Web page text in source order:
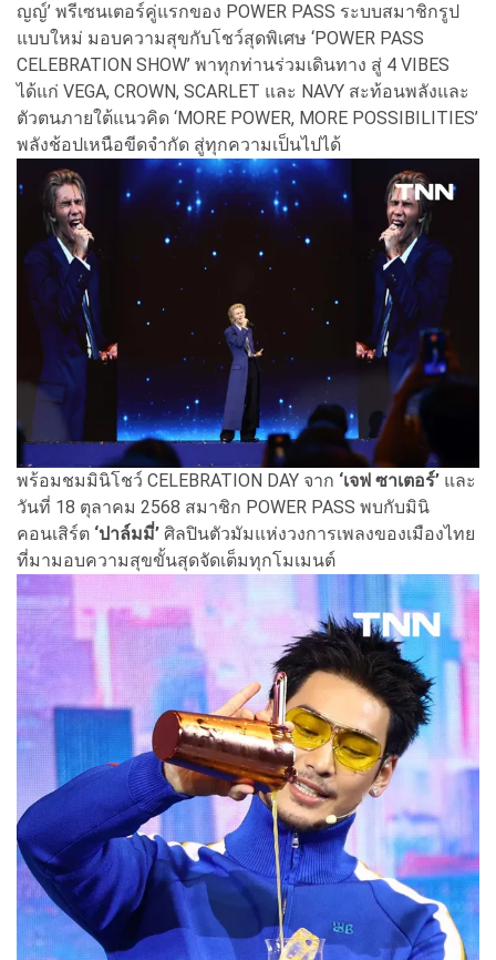
ญญ์’ พรีเซนเตอร์คู่แรกของ POWER PASS ระบบสมาชิกรูป
แบบใหม่ มอบความสุขกับโชว์สุดพิเศษ ‘POWER PASS
CELEBRATION SHOW’ พาทุกท่านร่วมเดินทาง สู่ 4 VIBES
ได้แก่ VEGA, CROWN, SCARLET และ NAVY สะท้อนพลังและ
ตัวตนภายใต้แนวคิด ‘MORE POWER, MORE POSSIBILITIES’
พลังช้อปเหนือขีดจำกัด สู่ทุกความเป็นไปได้
พร้อมชมมินิโชว์ CELEBRATION DAY จาก ‘เจฟ ซาเตอร์’ และ
วันที่ 18 ตุลาคม 2568 สมาชิก POWER PASS พบกับมินิ
คอนเสิร์ต ‘ปาล์มมี่’ ศิลปินตัวมัมแห่งวงการเพลงของเมืองไทย
ที่มามอบความสุขขั้นสุดจัดเต็มทุกโมเมนต์